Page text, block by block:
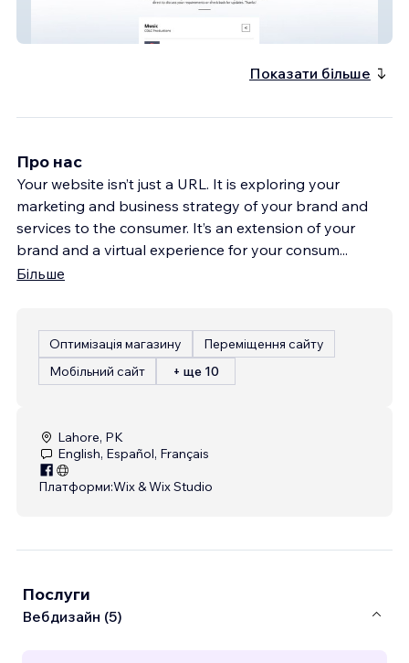
CDLC Productions
Показати більше
Про нас
Your website isn’t just a URL. It is exploring your
marketing and business strategy of your brand and
services to the consumer. It’s an extension of your
brand and a virtual experience for your consum...
Більше
Оптимізація магазину
Переміщення сайту
Мобільний сайт
+ ще 10
Lahore, PK
English, Español, Français
Платформи:Wix & Wix Studio
Послуги
Вебдизайн (5)